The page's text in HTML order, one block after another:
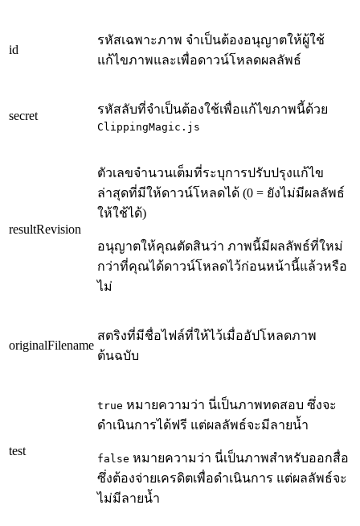
id
รหัสเฉพาะภาพ จำเป็นต้องอนุญาตให้ผู้ใช้
แก้ไขภาพและเพื่อดาวน์โหลดผลลัพธ์
secret รหัสลับที่จำเป็นต้องใช้เพื่อแก้ไขภาพนี้ด้วย
ClippingMagic.js
resultRevision
ตัวเลขจำนวนเต็มที่ระบุการปรับปรุงแก้ไข
ล่าสุดที่มีให้ดาวน์โหลดได้ (0 = ยังไม่มีผลลัพธ์
ให้ใช้ได้)
อนุญาตให้คุณตัดสินว่า ภาพนี้มีผลลัพธ์ที่ใหม่
กว่าที่คุณได้ดาวน์โหลดไว้ก่อนหน้านี้แล้วหรือ
ไม่
originalFilename
สตริงที่มีชื่อไฟล์ที่ให้ไว้เมื่ออัปโหลดภาพ
ต้นฉบับ
test
true หมายความว่า นี่เป็นภาพทดสอบ ซึ่งจะ
ดำเนินการได้ฟรี แต่ผลลัพธ์จะมีลายน้ำ
false หมายความว่า นี่เป็นภาพสำหรับออกสื่อ
ซึ่งต้องจ่ายเครดิตเพื่อดำเนินการ แต่ผลลัพธ์จะ
ไม่มีลายน้ำ